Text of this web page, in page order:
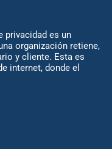
privacidad es un
organización retiene,
y cliente. Esta es
internet, donde el